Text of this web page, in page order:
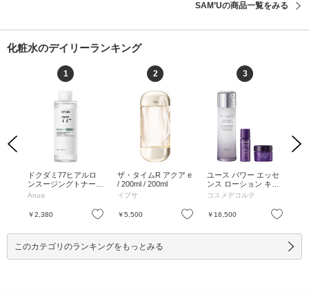
SAM’Uの商品一覧をみる
化粧水のデイリーランキング
Previous
お気に入り
1
ドクダミ77ヒアルロ
ンスージングトナー /
250ml / 250ml
Anua
￥2,380 お気に入り
2
ザ・タイムR アクア e
/ 200ml / 200ml
イプサ
￥5,500 お気に入り
3
ユース パワー エッセ
ンス ローション キャ
ンペーンキット / 150
mL、6mL、10g
コスメデコルテ
￥16,500
Next
このカテゴリのランキングをもっとみる